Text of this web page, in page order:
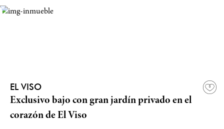
EL VISO
Exclusivo bajo con gran jardín privado en el
corazón de El Viso